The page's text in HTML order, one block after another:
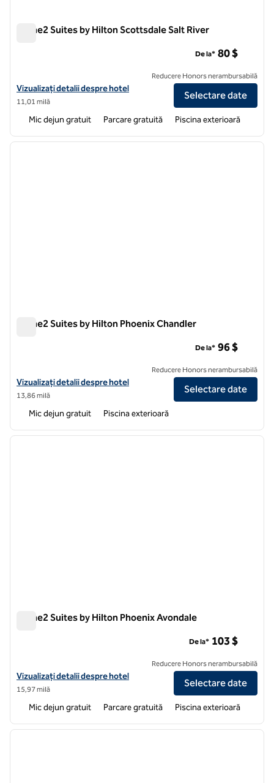
Home2 Suites by Hilton Scottsdale Salt River
Vizualizați detaliile hotelului pentru Home2 Suites by Hilton
Vizualizați detalii despre hotel
11,01 milă
De la* 80 $
Reducere Honors nerambursabilă
Selectare date
Mic dejun gratuit Parcare gratuită Piscina exterioară
1 din 12
Home2 Suites by Hilton Phoenix Chandler
Vizualizați detaliile hotelului pentru Stivuitorul Home2 Suites by
Vizualizați detalii despre hotel
13,86 milă
De la* 96 $
Reducere Honors nerambursabilă
Selectare date
Mic dejun gratuit Piscina exterioară
1 din 12
Home2 Suites by Hilton Phoenix Avondale
Vizualizați detaliile hotelului pentru Home2 Suites by Hilton Phoenix
Vizualizați detalii despre hotel
15,97 milă
De la* 103 $
Reducere Honors nerambursabilă
Selectare date
Mic dejun gratuit Parcare gratuită Piscina exterioară
1 din 12